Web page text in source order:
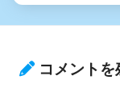
コメントを